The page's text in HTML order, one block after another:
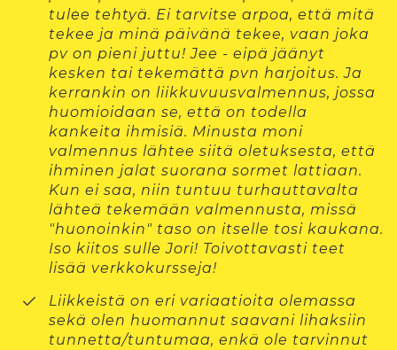
tulee tehtyä. Ei tarvitse arpoa, että mitä
tekee ja minä päivänä tekee, vaan joka
pv on pieni juttu! Jee - eipä jäänyt
kesken tai tekemättä pvn harjoitus. Ja
kerrankin on liikkuvuusvalmennus, jossa
huomioidaan se, että on todella
kankeita ihmisiä. Minusta moni
valmennus lähtee siitä oletuksesta, että
ihminen jalat suorana sormet lattiaan.
Kun ei saa, niin tuntuu turhauttavalta
lähteä tekemään valmennusta, missä
"huonoinkin" taso on itselle tosi kaukana.
Iso kiitos sulle Jori! Toivottavasti teet
lisää verkkokursseja!
Liikkeistä on eri variaatioita olemassa
sekä olen huomannut saavani lihaksiin
tunnetta/tuntumaa, enkä ole tarvinnut